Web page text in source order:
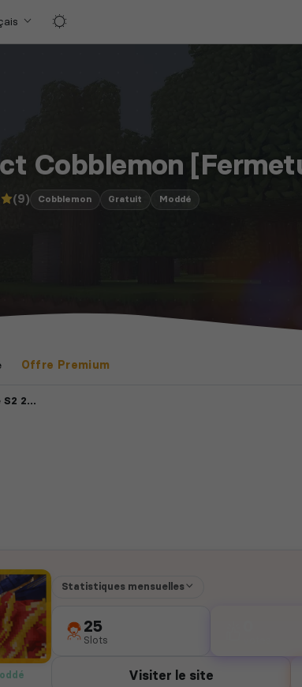
Cobblemon
(9) Cobblemon Gratuit Moddé
Offre Premium
07]
Statistiques mensuelles
25
Slots
Visiter le site